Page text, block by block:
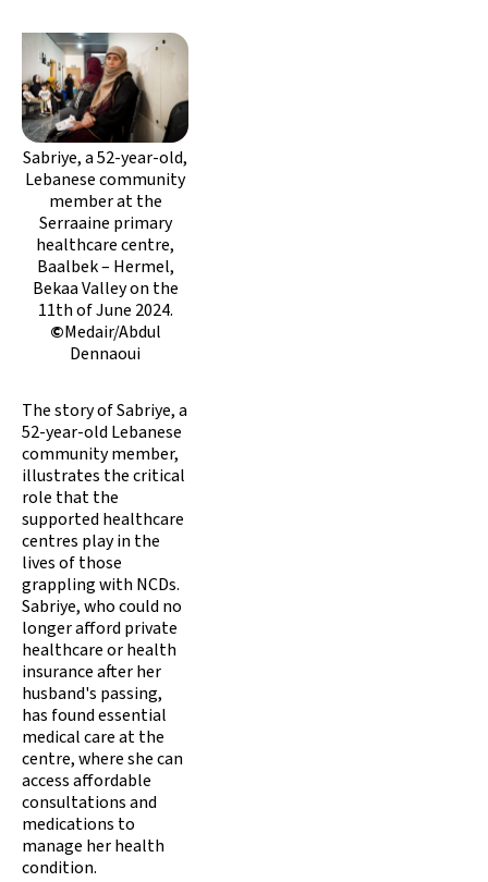
Sabriye, a 52-year-old,
Lebanese community
member at the
Serraaine primary
healthcare centre,
Baalbek – Hermel,
Bekaa Valley on the
11th of June 2024.
©Medair/Abdul
Dennaoui
The story of Sabriye, a
52-year-old Lebanese
community member,
illustrates the critical
role that the
supported healthcare
centres play in the
lives of those
grappling with NCDs.
Sabriye, who could no
longer afford private
healthcare or health
insurance after her
husband's passing,
has found essential
medical care at the
centre, where she can
access affordable
consultations and
medications to
manage her health
condition.